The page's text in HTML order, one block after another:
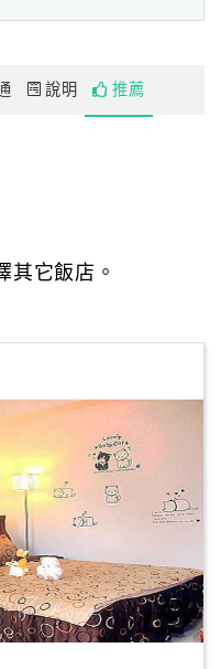
說明 推薦
其它飯店。